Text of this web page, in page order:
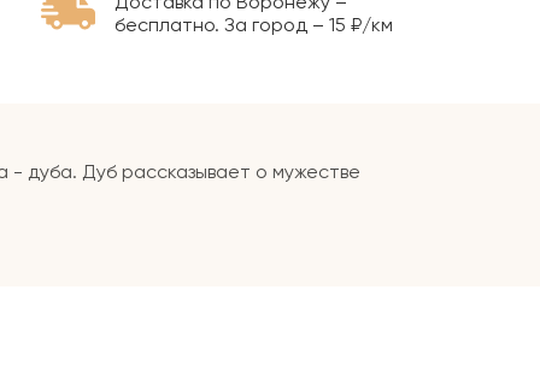
бесплатно. За город – 15 ₽/км
- дуба. Дуб рассказывает о мужестве